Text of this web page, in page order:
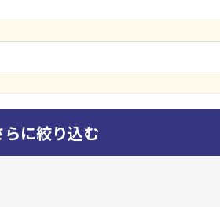
らに絞り込む